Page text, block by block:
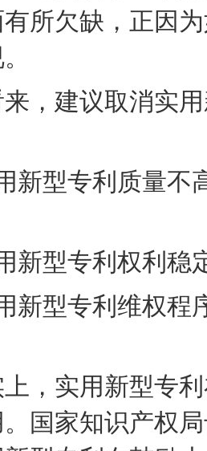
所欠缺，正因
建议取消实用
型专利质量不
型专利权利稳
型专利维权程
实用新型专利
国家知识产权